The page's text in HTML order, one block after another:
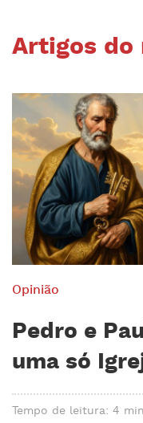
Artigos do
Opinião
Pedro e
uma só
Tempo de leitura: 4 min